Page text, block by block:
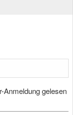
Anmeldung gelesen